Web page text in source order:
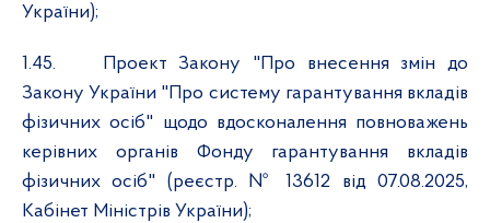
України);
1.45.
Проект Закону "Про внесення змін до
Закону України "Про систему гарантування вкладів
фізичних осіб" щодо вдосконалення повноважень
керівних органів Фонду гарантування вкладів
фізичних осіб" (реєстр. № 13612 від 07.08.2025,
Кабінет Міністрів України);